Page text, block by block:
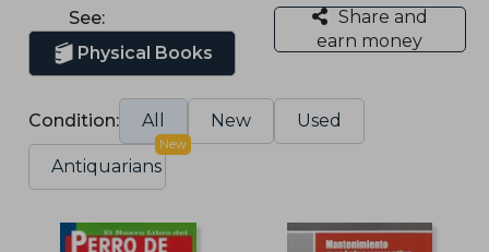
See:
Physical Books
Share and
earn money
Condition: All New Used
Antiquarians
New